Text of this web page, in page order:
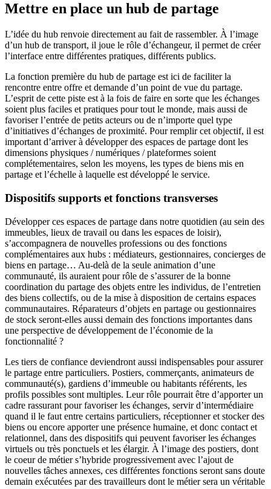
Mettre en place un hub de partage
L’idée du hub renvoie directement au fait de rassembler. À l’image
d’un hub de transport, il joue le rôle d’échangeur, il permet de créer
l’interface entre différentes pratiques, différents publics.
La fonction première du hub de partage est ici de faciliter la
rencontre entre offre et demande d’un point de vue du partage.
L’esprit de cette piste est à la fois de faire en sorte que les échanges
soient plus faciles et pratiques pour tout le monde, mais aussi de
favoriser l’entrée de petits acteurs ou de n’importe quel type
d’initiatives d’échanges de proximité. Pour remplir cet objectif, il est
important d’arriver à développer des espaces de partage dont les
dimensions physiques / numériques / plateformes soient
complétementaires, selon les moyens, les types de biens mis en
partage et l’échelle à laquelle est développé le service.
Dispositifs supports et fonctions transverses
Développer ces espaces de partage dans notre quotidien (au sein des
immeubles, lieux de travail ou dans les espaces de loisir),
s’accompagnera de nouvelles professions ou des fonctions
complémentaires aux hubs : médiateurs, gestionnaires, concierges de
biens en partage… Au-delà de la seule animation d’une
communauté, ils auraient pour rôle de s’assurer de la bonne
coordination du partage des objets entre les individus, de l’entretien
des biens collectifs, ou de la mise à disposition de certains espaces
communautaires. Réparateurs d’objets en partage ou gestionnaires
de stock seront-elles aussi demain des fonctions importantes dans
une perspective de développement de l’économie de la
fonctionnalité ?
Les tiers de confiance deviendront aussi indispensables pour assurer
le partage entre particuliers. Postiers, commerçants, animateurs de
communauté(s), gardiens d’immeuble ou habitants référents, les
profils possibles sont multiples. Leur rôle pourrait être d’apporter un
cadre rassurant pour favoriser les échanges, servir d’intermédiaire
quand il le faut entre certains particuliers, réceptionner et stocker des
biens ou encore apporter une présence humaine, et donc contact et
relationnel, dans des dispositifs qui peuvent favoriser les échanges
virtuels ou très ponctuels et les élargir. À l’image des postiers, dont
le coeur de métier s’hybride progressivement avec l’ajout de
nouvelles tâches annexes, ces différentes fonctions seront sans doute
demain exécutées par des travailleurs dont le métier sera un véritable